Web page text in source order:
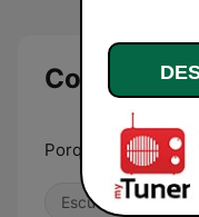
Comunica
Porque lo bueno
Escucha sencilla